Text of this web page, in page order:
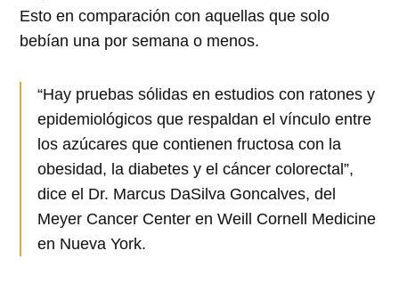
Esto en comparación con aquellas que solo
bebían una por semana o menos.
“Hay pruebas sólidas en estudios con ratones y
epidemiológicos que respaldan el vínculo entre
los azúcares que contienen fructosa con la
obesidad, la diabetes y el cáncer colorectal”,
dice el Dr. Marcus DaSilva Goncalves, del
Meyer Cancer Center en Weill Cornell Medicine
en Nueva York.